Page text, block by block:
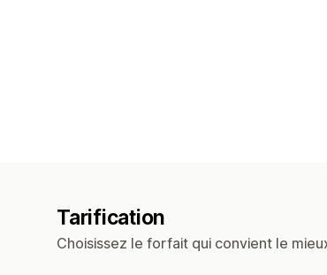
Tarification
Choisissez le forfait qui convient le